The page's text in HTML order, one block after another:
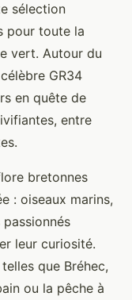
sélection
pour toute la
vert. Autour du
GR34
en quête de
entre
bretonnes
: oiseaux marins,
leur curiosité.
que Bréhec,
ou la pêche à